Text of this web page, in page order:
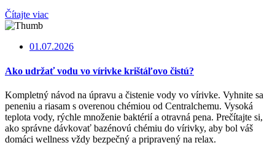
Čítajte viac
01.07.2026
Ako udržať vodu vo vírivke krištáľovo čistú?
Kompletný návod na úpravu a čistenie vody vo vírivke. Vyhnite sa
peneniu a riasam s overenou chémiou od Centralchemu. Vysoká
teplota vody, rýchle množenie baktérií a otravná pena. Prečítajte si,
ako správne dávkovať bazénovú chémiu do vírivky, aby bol váš
domáci wellness vždy bezpečný a pripravený na relax.